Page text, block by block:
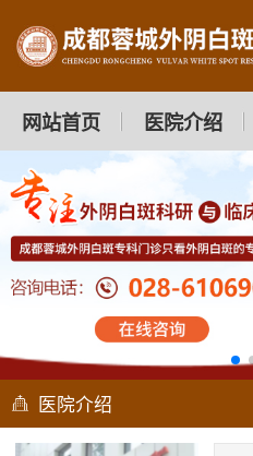
网站首页 医院介绍
医院介绍